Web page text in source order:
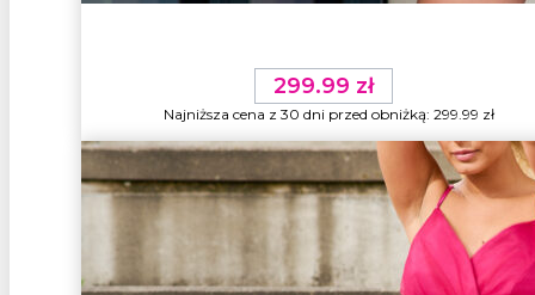
299.99 zł
Najniższa cena z 30 dni przed obniżką: 299.99 zł